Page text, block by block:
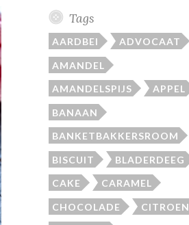
Tags
AARDBEI ADVOCAAT
AMANDEL
AMANDELSPIJS APPEL
BANAAN
BANKETBAKKERSROOM
BISCUIT BLADERDEEG
CAKE CARAMEL
CHOCOLADE CITROEN